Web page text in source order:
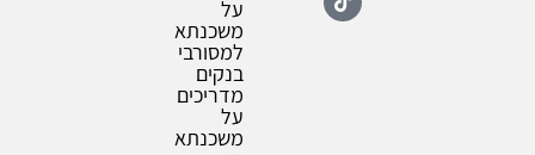
על
משכנתא
למסורבי
בנקים
מדריכים
על
משכנתא